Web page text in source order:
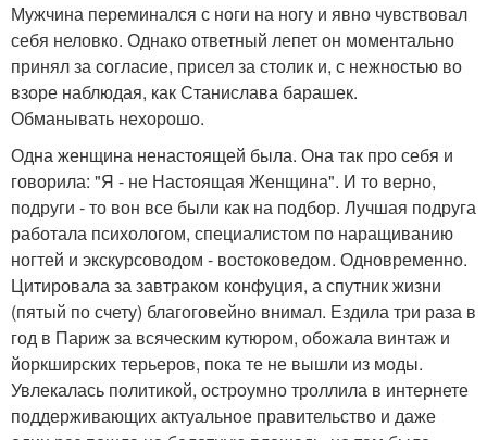
Мужчина переминался с ноги на ногу и явно чувствовал
себя неловко. Однако ответный лепет он моментально
принял за согласие, присел за столик и, с нежностью во
взоре наблюдая, как Станислава барашек.
Обманывать нехорошо.
Одна женщина ненастоящей была. Она так про себя и
говорила: "Я - не Настоящая Женщина". И то верно,
подруги - то вон все были как на подбор. Лучшая подруга
работала психологом, специалистом по наращиванию
ногтей и экскурсоводом - востоковедом. Одновременно.
Цитировала за завтраком конфуция, а спутник жизни
(пятый по счету) благоговейно внимал. Ездила три раза в
год в Париж за всяческим кутюром, обожала винтаж и
йоркширских терьеров, пока те не вышли из моды.
Увлекалась политикой, остроумно троллила в интернете
поддерживающих актуальное правительство и даже